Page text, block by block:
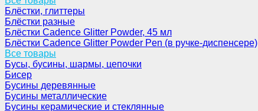
Блёстки, глиттеры
Блёстки разные
Блёстки Cadence Glitter Powder, 45 мл
Блёстки Cadence Glitter Powder Pen (в ручке-диспенсере)
Все товары
Бусы, бусины, шармы, цепочки
Бисер
Бусины деревянные
Бусины металлические
Бусины керамические и стеклянные